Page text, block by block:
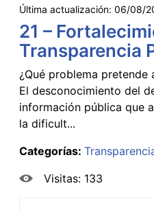
Última actualización: 06/08/
21 –
Transparencia
¿Qué problema
El desconocimiento del
información pública que
la dificult...
Categorías:
Visitas: 133